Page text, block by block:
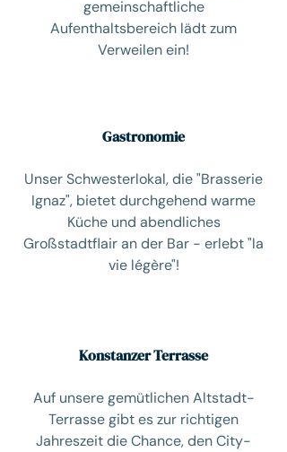
gemeinschaftliche
Aufenthaltsbereich lädt zum
Verweilen ein!
Gastronomie
Unser Schwesterlokal, die "Brasserie
Ignaz", bietet durchgehend warme
Küche und abendliches
Großstadtflair an der Bar - erlebt "la
vie légère"!
Konstanzer Terrasse
Auf unsere gemütlichen Altstadt-
Terrasse gibt es zur richtigen
Jahreszeit die Chance, den City-